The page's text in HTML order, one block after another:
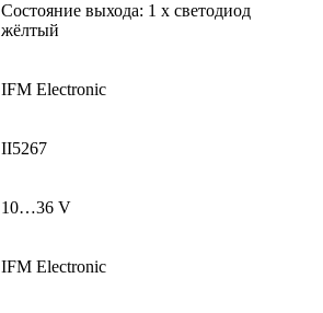
Состояние выхода: 1 x светодиод
жёлтый
IFM Electronic
II5267
10…36 V
IFM Electronic